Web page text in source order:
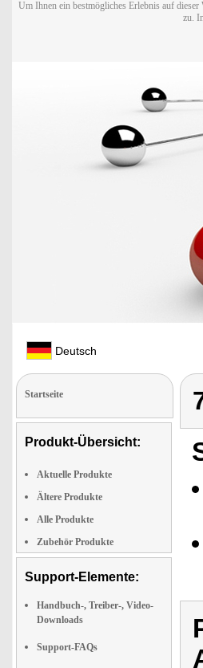
Um Ihnen ein bestmögliches Erlebnis auf
zu.
Deutsch
Startseite
Produkt-Übersicht:
Aktuelle Produkte
Ältere Produkte
Alle Produkte
Zubehör Produkte
Support-Elemente:
Handbuch-, Treiber-, Video-
Downloads
Support-FAQs